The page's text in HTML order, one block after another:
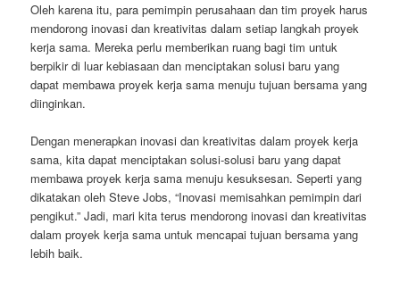
Oleh karena itu, para pemimpin perusahaan dan tim proyek harus
mendorong inovasi dan kreativitas dalam setiap langkah proyek
kerja sama. Mereka perlu memberikan ruang bagi tim untuk
berpikir di luar kebiasaan dan menciptakan solusi baru yang
dapat membawa proyek kerja sama menuju tujuan bersama yang
diinginkan.
Dengan menerapkan inovasi dan kreativitas dalam proyek kerja
sama, kita dapat menciptakan solusi-solusi baru yang dapat
membawa proyek kerja sama menuju kesuksesan. Seperti yang
dikatakan oleh Steve Jobs, “Inovasi memisahkan pemimpin dari
pengikut.” Jadi, mari kita terus mendorong inovasi dan kreativitas
dalam proyek kerja sama untuk mencapai tujuan bersama yang
lebih baik.